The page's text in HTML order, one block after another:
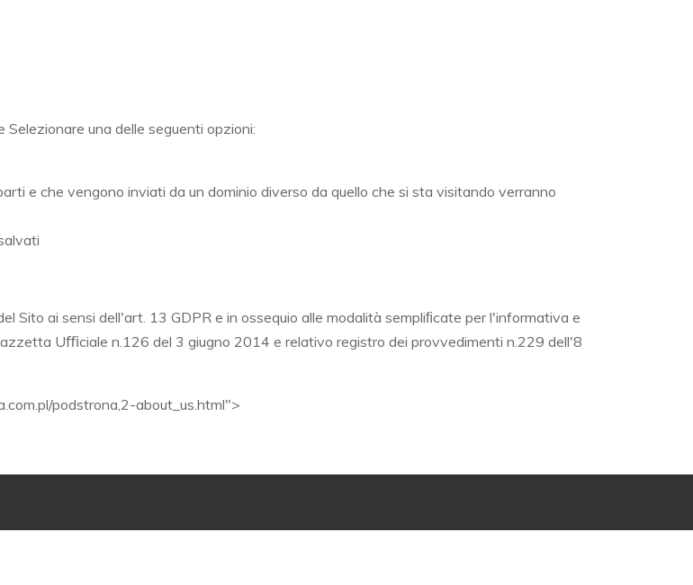
una delle seguenti opzioni:
e che vengono inviati da un dominio diverso da quello che si sta visitando verranno
Sito ai sensi dell'art. 13 GDPR e in ossequio alle modalità sempliﬁcate per l'informativa e
Uﬃciale n.126 del 3 giugno 2014 e relativo registro dei provvedimenti n.229 dell'8
podstrona,2-about_us.html">